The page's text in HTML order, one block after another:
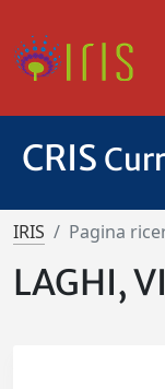
CRIS
IRIS Pagina
LAGHI,